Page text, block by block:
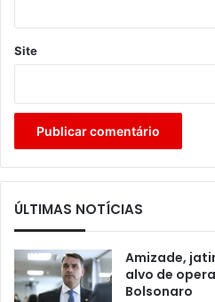
Site
ÚLTIMAS NOTÍCIAS
Amizade,
alvo de
Bolsonaro